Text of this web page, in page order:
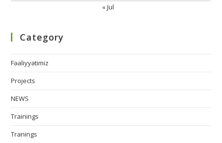
« Jul
Category
Fəaliyyətimiz
Projects
NEWS
Trainings
Tranings